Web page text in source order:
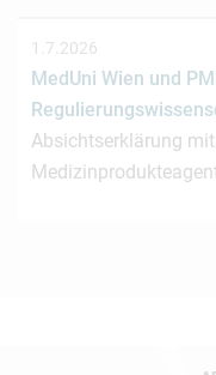
1.7.2026
MedUni Wien und
Absichtserklärung